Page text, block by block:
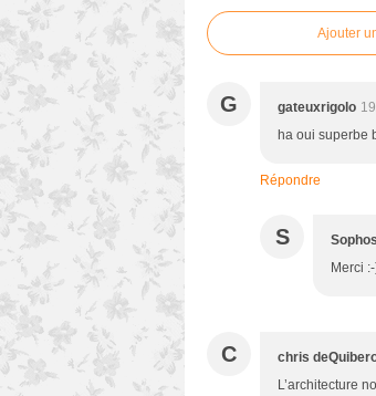
Ajouter
G gateuxrigolo
ha oui superbe
Répondre
S Sophos
Merci
C chris
L’architecture